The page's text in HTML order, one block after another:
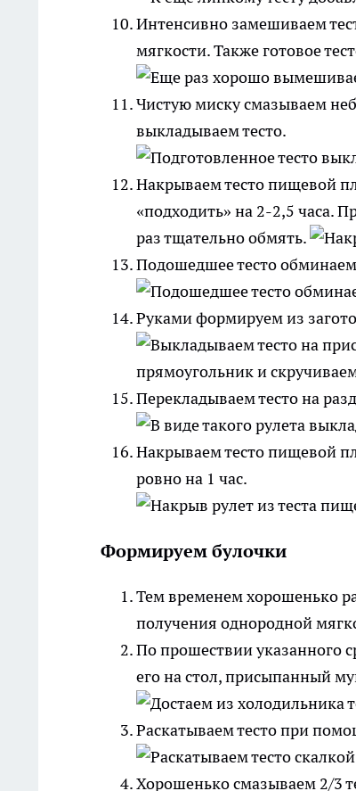
Интенсивно замешиваем
мягкости. Также готовое
Чистую миску смазываем
выкладываем тесто.
Накрываем тесто пищевой
«подходить» на 2-2,5 часа.
раз тщательно обмять.
Подошедшее тесто
Руками формируем из
Перекладываем тесто на
Накрываем тесто пищевой
ровно на 1 час.
Формируем булочки
Тем временем хорошенько
получения однородной
По прошествии указанного
его на стол, присыпанный
Раскатываем тесто при
Хорошенько смазываем 2/3